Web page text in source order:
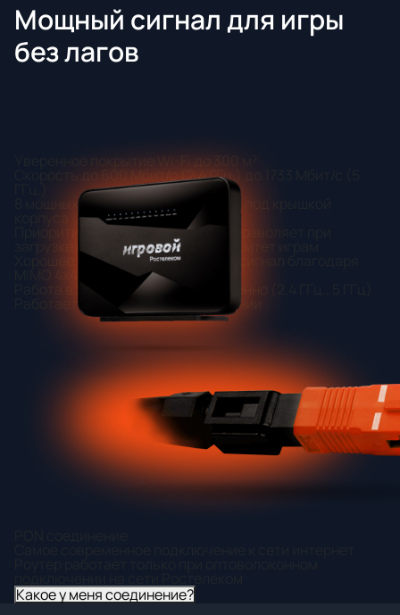
Мощный сигнал для игры
без лагов
Уверенное покрытие Wi-Fi до 300 м²
Скорость до 600 Мбит/с (2.4 ГГц.) до 1733 Мбит/с (5
8 мощных антенн, расположенных под крышкой
Приоритизация популярных игр, позволяет при
загрузке вашей сети отдать приоритет играм
Хорошее покрытие и стабильный сигнал благодаря
MIMO 4x4 в 2 диапазонах
Работа в 2 диапазонах одновременно (2.4 ГГц., 5 ГГц)
Работает только на PON соединении
Какое у меня соединение?